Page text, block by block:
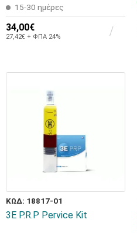
15-30 ημέρες
34,00€
27,42€ + ΦΠΑ 24%
ΚΩΔ: 18817-01
3E Ρ.R.Ρ Pervice Kit